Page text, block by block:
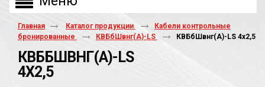
Главная Каталог продукции
Кабели контрольные
бронированные
КВБбШвнг(A)-LS КВБбШвнг(A)-LS 4х2,5
КВББШВНГ(A)-LS
4Х2,5